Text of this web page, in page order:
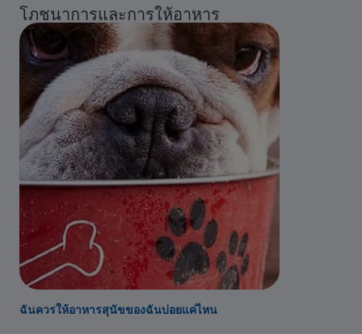
โภชนาการและการให้อาหาร
ฉันควรให้อาหารสุนัขของฉันบ่อยแค่ไหน